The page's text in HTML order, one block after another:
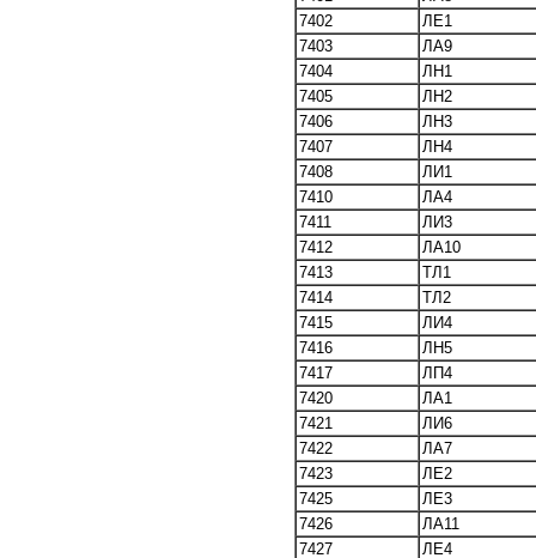
7402
ЛЕ1
7403
ЛА9
7404
ЛН1
7405
ЛН2
7406
ЛН3
7407
ЛН4
7408
ЛИ1
7410
ЛА4
7411
ЛИ3
7412
ЛА10
7413
ТЛ1
7414
ТЛ2
7415
ЛИ4
7416
ЛН5
7417
ЛП4
7420
ЛА1
7421
ЛИ6
7422
ЛА7
7423
ЛЕ2
7425
ЛЕ3
7426
ЛА11
7427
ЛЕ4